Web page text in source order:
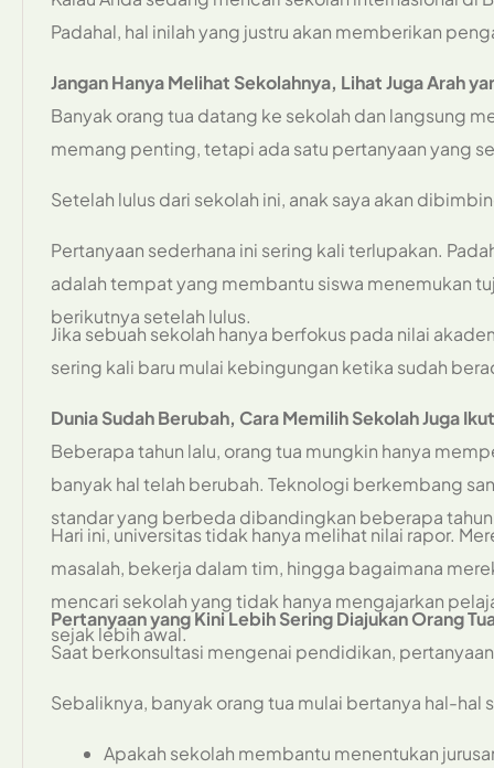
Padahal, hal inilah yang justru akan memberikan
Jangan Hanya Melihat Sekolahnya, Lihat Juga Arah
Banyak orang tua datang ke sekolah dan langsung
memang penting, tetapi ada satu pertanyaan yang
Setelah lulus dari sekolah ini, anak saya akan
Pertanyaan sederhana ini sering kali terlupakan.
adalah tempat yang membantu siswa menemukan
berikutnya setelah lulus.
Jika sebuah sekolah hanya berfokus pada nilai
sering kali baru mulai kebingungan ketika sudah
Dunia Sudah Berubah, Cara Memilih Sekolah Juga
Beberapa tahun lalu, orang tua mungkin hanya
banyak hal telah berubah. Teknologi berkembang
standar yang berbeda dibandingkan beberapa
Hari ini, universitas tidak hanya melihat nilai rapor.
masalah, bekerja dalam tim, hingga bagaimana
mencari sekolah yang tidak hanya mengajarkan
sejak lebih awal.
Pertanyaan yang Kini Lebih Sering Diajukan Orang
Saat berkonsultasi mengenai pendidikan,
Sebaliknya, banyak orang tua mulai bertanya hal-hal
Apakah sekolah membantu menentukan